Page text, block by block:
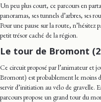
Un peu plus court, ce parcours en
panoramas, ses tunnels d’arbres, ses
Pour une pause sur la route, n’hésitez
petit trésor caché de la région.
Le tour de Bromont
Ce circuit proposé par l’animateur et
Bromont) est probablement le moins
servir d’initiation au vélo de gravelle.
parcours propose un grand tour du